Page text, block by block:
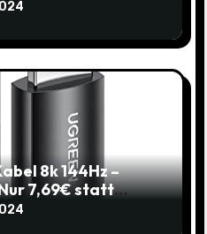
8k 144Hz –
7,69€ statt